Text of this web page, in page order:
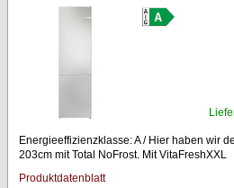
Energieeffizienzklasse: A / Hier haben wir
203cm mit Total NoFrost. Mit VitaFreshXXL
Produktdatenblatt